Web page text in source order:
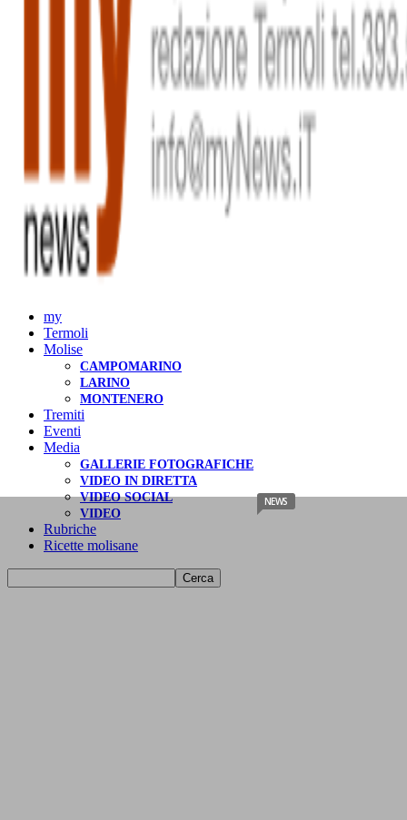
my
Termoli
Molise
CAMPOMARINO
LARINO
MONTENERO
Tremiti
Eventi
Media
GALLERIE FOTOGRAFICHE
VIDEO IN DIRETTA
VIDEO SOCIAL
VIDEO
Rubriche
Ricette molisane
NEWS